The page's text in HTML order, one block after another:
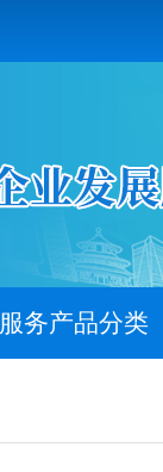
服务产品分类